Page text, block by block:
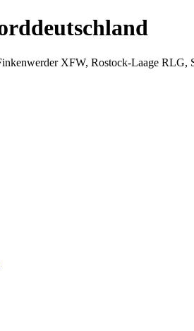
XFW, Rostock-Laage